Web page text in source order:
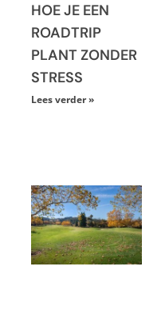
HOE JE EEN
ROADTRIP
PLANT ZONDER
STRESS
Lees verder »